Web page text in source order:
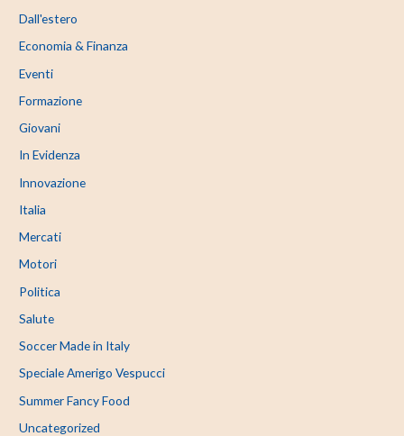
Dall'estero
Economia & Finanza
Eventi
Formazione
Giovani
In Evidenza
Innovazione
Italia
Mercati
Motori
Politica
Salute
Soccer Made in Italy
Speciale Amerigo Vespucci
Summer Fancy Food
Uncategorized